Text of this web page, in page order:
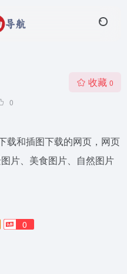
0
收藏 0
载和插图下载的网页，网页
片、美食图片、自然图片
0